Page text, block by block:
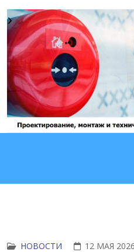
НОВОСТИ 12 МАЯ 2026